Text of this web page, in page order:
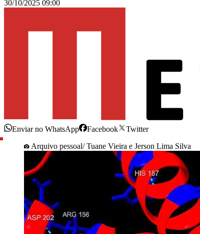
30/10/2025 09:00
Enviar no WhatsApp Facebook
Twitter
Arquivo pessoal/ Tuane Vieira e Jerson Lima Silva